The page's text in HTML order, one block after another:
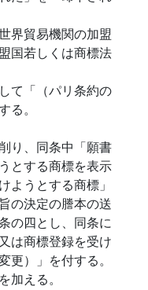
界貿易機関の加盟
国若しくは商標法
て「（パリ条約の
る。
り、同条中「願書
とする商標を表示
ようとする商標」
の決定の謄本の送
の四とし、同条に
は商標登録を受け
更）」を付する。
加える。